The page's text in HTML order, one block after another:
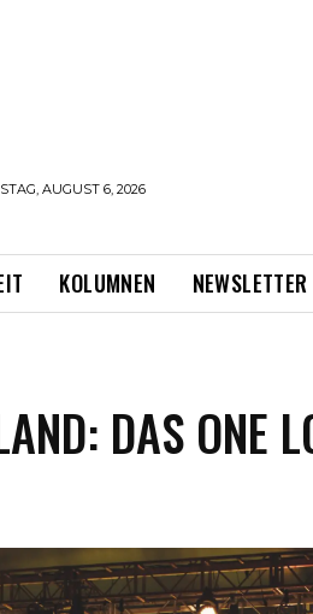
AUGUST 6, 2026
KOLUMNEN NEWSLETTER
DAS ONE